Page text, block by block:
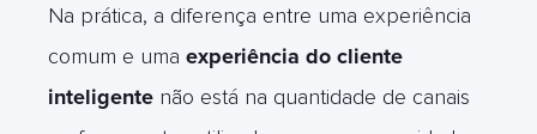
Na prática, a diferença entre uma experiência
comum e uma experiência do cliente
inteligente não está na quantidade de canais